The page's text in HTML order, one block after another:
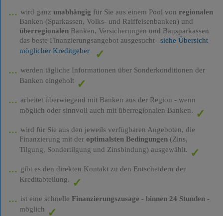
wird ganz unabhängig für Sie aus einem Pool von regionalen
Banken (Sparkassen, Volks- und Raiffeisenbanken) und
überregionalenBanken, Versicherungen und Bausparkassen
das beste Finanzierungsangebot ausgesucht- siehe Übersicht
möglicher Kreditgeber
werden tägliche Informationen über Sonderkonditionen der
Banken eingeholt
arbeitet überwiegend mit Banken aus der Region - wenn
möglich oder sinnvoll auch mit überregionalen Banken.
wird für Sie aus den jeweils verfügbaren Angeboten, die
Finanzierung mit der optimalsten Bedingungen(Zins,
Tilgung, Sondertilgung und Zinsbindung) ausgewählt.
gibt es den direkten Kontakt zu den Entscheidern der
Kreditabteilung.
ist eine schnelle Finanzierungszusage - binnen 24 Stunden-
möglich